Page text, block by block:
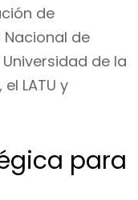
de
de
de la
LATU y
para